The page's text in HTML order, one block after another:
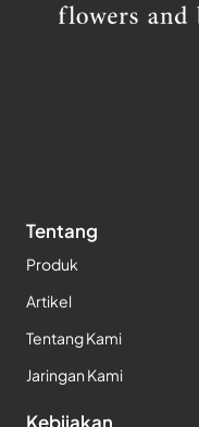
Tentang
Produk
Artikel
Tentang Kami
Jaringan Kami
Kebijakan